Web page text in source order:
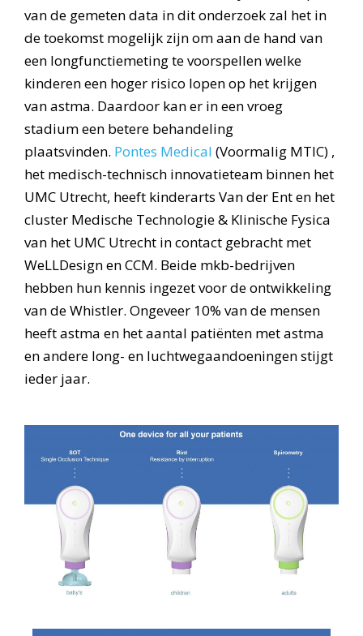
van de gemeten data in dit onderzoek zal het in
de toekomst mogelijk zijn om aan de hand van
een longfunctiemeting te voorspellen welke
kinderen een hoger risico lopen op het krijgen
van astma. Daardoor kan er in een vroeg
stadium een betere behandeling
plaatsvinden. Pontes Medical (Voormalig MTIC) ,
het medisch-technisch innovatieteam binnen het
UMC Utrecht, heeft kinderarts Van der Ent en het
cluster Medische Technologie & Klinische Fysica
van het UMC Utrecht in contact gebracht met
WeLLDesign en CCM. Beide mkb-bedrijven
hebben hun kennis ingezet voor de ontwikkeling
van de Whistler. Ongeveer 10% van de mensen
heeft astma en het aantal patiënten met astma
en andere long- en luchtwegaandoeningen stijgt
ieder jaar.